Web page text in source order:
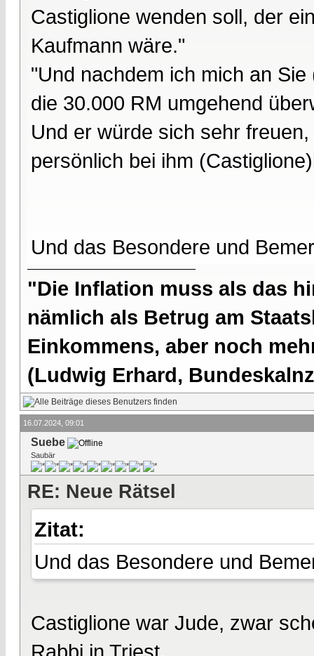
Castiglione wenden soll, der
Kaufmann wäre."
"Und nachdem ich mich an
die 30.000 RM umgehend
Und er würde sich sehr
persönlich bei ihm
Und das Besondere und
"Die Inflation muss als das
nämlich als Betrug am
Einkommens, aber noch
(Ludwig Erhard,
16.07.2024, 09:01
Suebe
Saubär
RE: Neue Rätsel
Zitat:
Und das Besondere und
Castiglione war Jude, zwar
Rabbi in Triest.